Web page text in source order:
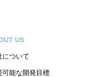
US
について
可能な開発目標